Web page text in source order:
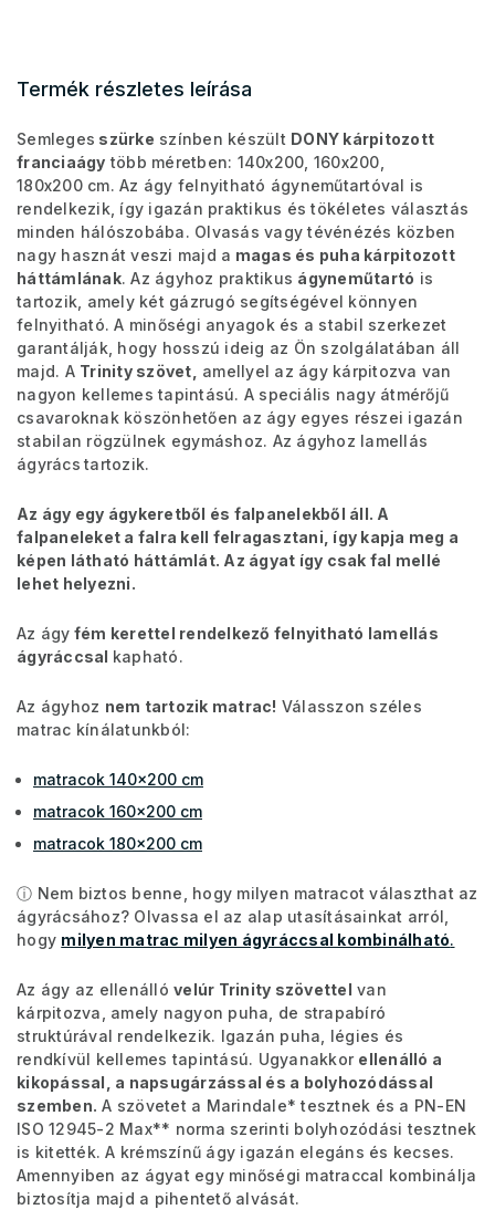
Termék részletes leírása
Semleges szürke színben készült DONY kárpitozott
franciaágy több méretben: 140x200, 160x200,
180x200 cm. Az ágy felnyitható ágyneműtartóval is
rendelkezik, így igazán praktikus és tökéletes választás
minden hálószobába. Olvasás vagy tévénézés közben
nagy hasznát veszi majd a magas és puha kárpitozott
háttámlának. Az ágyhoz praktikus ágyneműtartó is
tartozik, amely két gázrugó segítségével könnyen
felnyitható. A minőségi anyagok és a stabil szerkezet
garantálják, hogy hosszú ideig az Ön szolgálatában áll
majd. A Trinity szövet,
amellyel az ágy kárpitozva van
nagyon kellemes tapintású. A speciális nagy átmérőjű
csavaroknak köszönhetően az ágy egyes részei igazán
stabilan rögzülnek egymáshoz. Az ágyhoz lamellás
ágyrács tartozik.
Az ágy egy ágykeretből és falpanelekből áll. A
falpaneleket a falra kell felragasztani, így kapja meg a
képen látható háttámlát. Az ágyat így csak fal mellé
lehet helyezni.
Az ágy fém kerettel rendelkező felnyitható lamellás
ágyráccsal kapható.
Az ágyhoz nem tartozik matrac! Válasszon széles
matrac kínálatunkból:
matracok 140x200 cm
matracok 160x200 cm
matracok 180x200 cm
ⓘ Nem biztos benne, hogy milyen matracot választhat az
ágyrácsához? Olvassa el az alap utasításainkat arról,
hogy milyen matrac milyen ágyráccsal kombinálható.
Az ágy az ellenálló velúr Trinity szövettel van
kárpitozva, amely nagyon puha, de strapabíró
struktúrával rendelkezik. Igazán puha, légies és
rendkívül kellemes tapintású. Ugyanakkor ellenálló a
kikopással, a napsugárzással és a bolyhozódással
szemben. A szövetet a Marindale* tesztnek és a PN-EN
ISO 12945-2 Max** norma szerinti bolyhozódási tesztnek
is kitették. A krémszínű ágy igazán elegáns és kecses.
Amennyiben az ágyat egy minőségi matraccal kombinálja
biztosítja majd a pihentető alvását.